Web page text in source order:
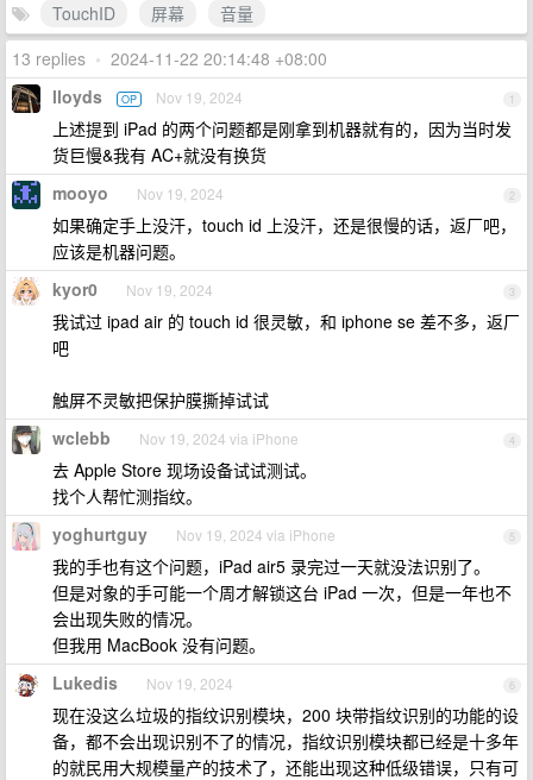
TouchID
屏幕
音量
13 replies • 2024-11-22 20:14:48 +08:00
1
lloyds OP Nov 19, 2024
上述提到 iPad 的两个问题都是刚拿到机器就有的，因为当时发
货巨慢&我有 AC+就没有换货
2
mooyo Nov 19, 2024
如果确定手上没汗，touch id 上没汗，还是很慢的话，返厂吧，
应该是机器问题。
3
kyor0 Nov 19, 2024
我试过 ipad air 的 touch id 很灵敏，和 iphone se 差不多，返厂
吧
触屏不灵敏把保护膜撕掉试试
4
wclebb Nov 19, 2024 via iPhone
去 Apple Store 现场设备试试测试。
找个人帮忙测指纹。
5
yoghurtguy Nov 19, 2024 via iPhone
我的手也有这个问题，iPad air5 录完过一天就没法识别了。
但是对象的手可能一个周才解锁这台 iPad 一次，但是一年也不
会出现失败的情况。
但我用 MacBook 没有问题。
6
Lukedis Nov 19, 2024
现在没这么垃圾的指纹识别模块，200 块带指纹识别的功能的设
备，都不会出现识别不了的情况，指纹识别模块都已经是十多年
的就民用大规模量产的技术了，还能出现这种低级错误，只有可